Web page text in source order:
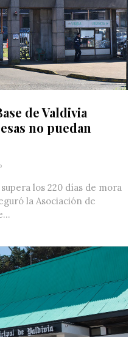
de Valdivia
no puedan
los 220 días de mora
la Asociación de